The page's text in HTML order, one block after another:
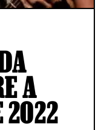
A
2022